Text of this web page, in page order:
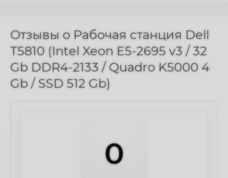
Отзывы о Рабочая станция Dell
T5810 (Intel Xeon E5-2695 v3 / 32
Gb DDR4-2133 / Quadro K5000 4
Gb / SSD 512 Gb)
0